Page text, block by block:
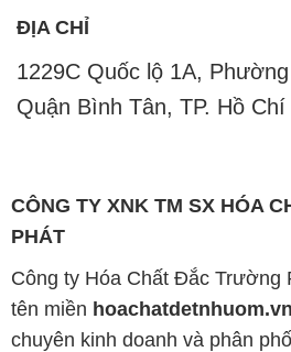
ĐỊA CHỈ
1229C Quốc lộ 1A,
Quận Bình Tân, TP. Hồ Chí
CÔNG TY XNK TM SX HÓA
PHÁT
Công ty Hóa Chất Đắc Trường
tên miền hoachatdetnhuom.vn
chuyên kinh doanh và phân